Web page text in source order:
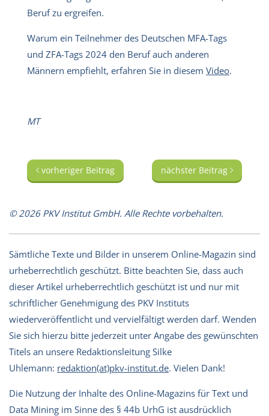
Beruf zu ergreifen.
Warum ein Teilnehmer des Deutschen MFA-Tags
und ZFA-Tags 2024 den Beruf auch anderen
Männern empfiehlt, erfahren Sie in diesem Video.
MT
vorheriger Beitrag nächster Beitrag
© 2026 PKV Institut GmbH. Alle Rechte vorbehalten.
Sämtliche Texte und Bilder in unserem Online-Magazin sind
urheberrechtlich geschützt. Bitte beachten Sie, dass auch
dieser Artikel urheberrechtlich geschützt ist und nur mit
schriftlicher Genehmigung des PKV Instituts
wiederveröffentlicht und vervielfältigt werden darf. Wenden
Sie sich hierzu bitte jederzeit unter Angabe des gewünschten
Titels an unsere Redaktionsleitung Silke
Uhlemann: redaktion(at)pkv-institut.de. Vielen Dank!
Die Nutzung der Inhalte des Online-Magazins für Text und
Data Mining im Sinne des § 44b UrhG ist ausdrücklich